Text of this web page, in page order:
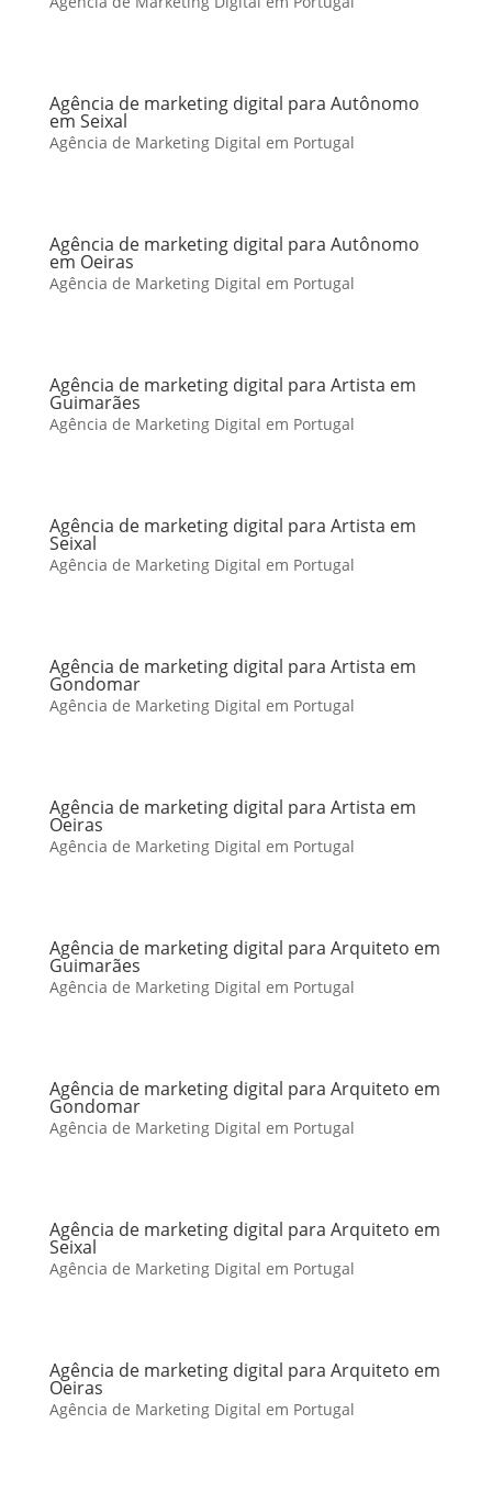
Agência de marketing digital para Autônomo
em Seixal
Agência de Marketing Digital em Portugal
Agência de marketing digital para Autônomo
em Oeiras
Agência de Marketing Digital em Portugal
Agência de marketing digital para Artista em
Guimarães
Agência de Marketing Digital em Portugal
Agência de marketing digital para Artista em
Seixal
Agência de Marketing Digital em Portugal
Agência de marketing digital para Artista em
Gondomar
Agência de Marketing Digital em Portugal
Agência de marketing digital para Artista em
Oeiras
Agência de Marketing Digital em Portugal
Agência de marketing digital para Arquiteto em
Guimarães
Agência de Marketing Digital em Portugal
Agência de marketing digital para Arquiteto em
Gondomar
Agência de Marketing Digital em Portugal
Agência de marketing digital para Arquiteto em
Seixal
Agência de Marketing Digital em Portugal
Agência de marketing digital para Arquiteto em
Oeiras
Agência de Marketing Digital em Portugal